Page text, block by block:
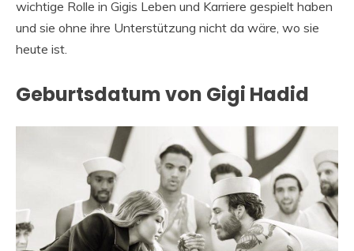
wichtige Rolle in Gigis Leben und Karriere gespielt haben
und sie ohne ihre Unterstützung nicht da wäre, wo sie
heute ist.
Geburtsdatum von Gigi Hadid